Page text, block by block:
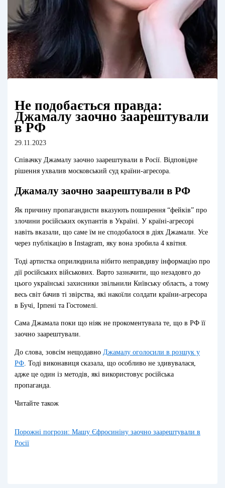
Не подобається правда:
Джамалу заочно заарештували
в РФ
29.11.2023
Співачку Джамалу заочно заарештували в Росії. Відповідне
рішення ухвалив московський суд країни-агресора.
Джамалу заочно заарештували в РФ
Як причину пропагандисти вказують поширення “фейків” про
злочини російських окупантів в Україні. У країні-агресорі
навіть вказали, що саме їм не сподобалося в діях Джамали. Усе
через публікацію в Instagram, яку вона зробила 4 квітня.
Тоді артистка оприлюднила нібито неправдиву інформацію про
дії російських військових. Варто зазначити, що незадовго до
цього українські захисники звільнили Київську область, а тому
весь світ бачив ті звірства, які накоїли солдати країни-агресора
в Бучі, Ірпені та Гостомелі.
Сама Джамала поки що ніяк не прокоментувала те, що в РФ її
заочно заарештували.
До слова, зовсім нещодавно Джамалу оголосили в розшук у
РФ . Тоді виконавиця сказала, що особливо не здивувалася,
адже це один із методів, які використовує російська
пропаганда.
Читайте також
Порожні погрози: Машу Єфросиніну заочно заарештували в
Росії